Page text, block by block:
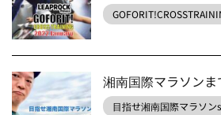
湘南国際マラソンま
目指せ湘南国際マラソン